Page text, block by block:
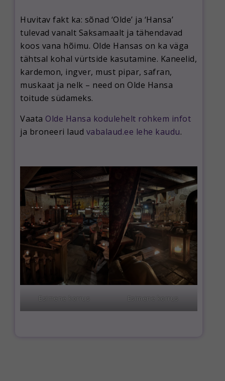
Huvitav fakt ka: sõnad ‘Olde’ ja ‘Hansa’
tulevad vanalt Saksamaalt ja tähendavad
koos vana hõimu. Olde Hansas on ka väga
tähtsal kohal vürtside kasutamine. Kaneelid,
kardemon, ingver, must pipar, safran,
muskaat ja nelk – need on Olde Hansa
toitude südameks.
Vaata Olde Hansa kodulehelt rohkem infot
ja broneeri laud vabalaud.ee lehe kaudu.
Esimene korrus Esimene korrus